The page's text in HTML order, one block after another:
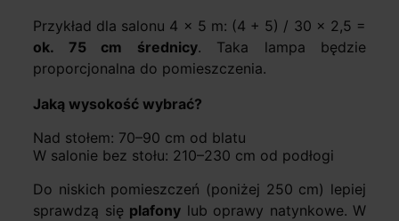
Przykład dla salonu 4 × 5 m: (4 + 5) / 30 × 2,5 =
ok. 75 cm średnicy. Taka lampa będzie
proporcjonalna do pomieszczenia.
Jaką wysokość wybrać?
Nad stołem: 70–90 cm od blatu
W salonie bez stołu: 210–230 cm od podłogi
Do niskich pomieszczeń (poniżej 250 cm) lepiej
sprawdzą się plafony lub oprawy natynkowe. W